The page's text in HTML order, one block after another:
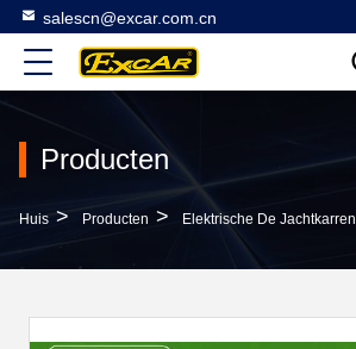
salescn@excar.com.cn
Producten
Huis > Producten > Elektrische De Jachtkarren